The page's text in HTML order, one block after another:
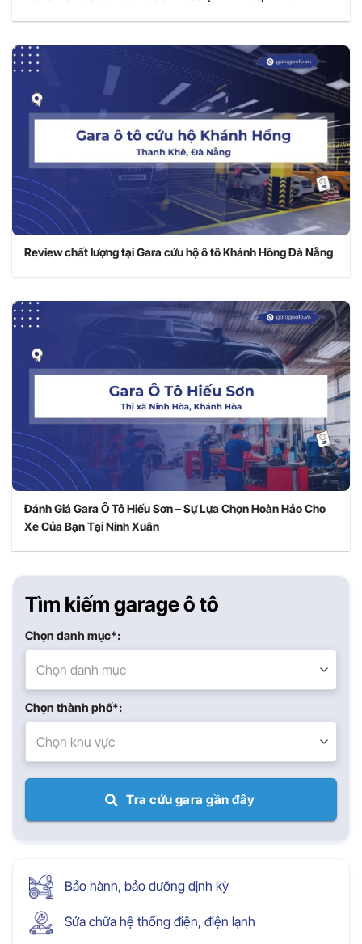
Review chất lượng tại Gara cứu hộ ô tô Khánh Hồng Đà Nẵng
Đánh Giá Gara Ô Tô Hiếu Sơn – Sự Lựa Chọn Hoàn Hảo Cho
Xe Của Bạn Tại Ninh Xuân
Tìm kiếm garage ô tô
Chọn danh mục*:
Chọn danh mục
Chọn thành phố*:
Chọn khu vực
Tra cứu gara gần đây
Bảo hành, bảo dưỡng định kỳ
Sửa chữa hệ thống điện, điện lạnh